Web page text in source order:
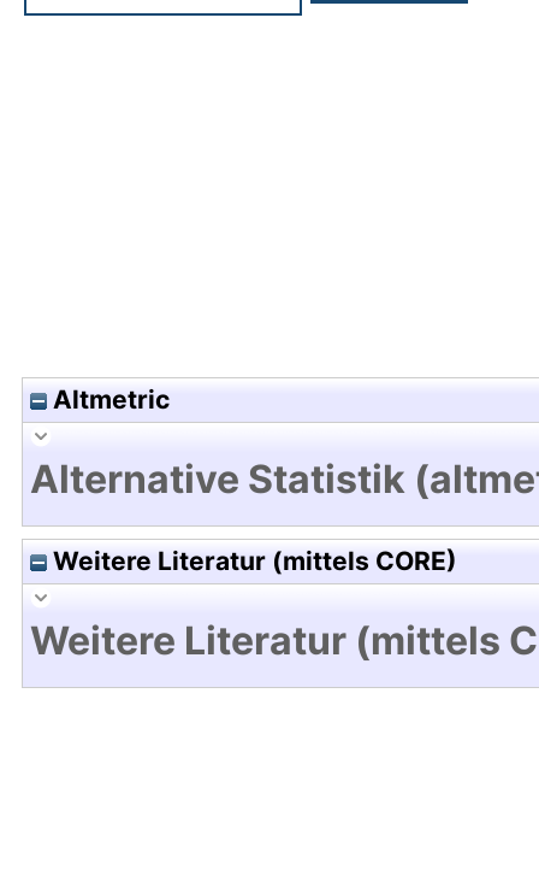
Altmetric
Alternative Statistik
Weitere Literatur (mittels CORE)
Weitere Literatur (mittels